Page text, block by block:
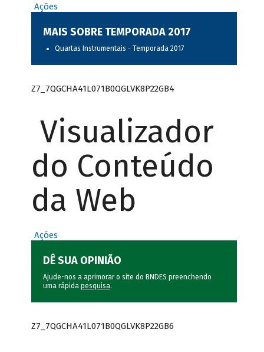
Ações
MAIS SOBRE TEMPORADA 2017
Quartas Instrumentais - Temporada 2017
Z7_7QGCHA41L071B0QGLVK8P22GB4
Visualizador
do Conteúdo
da Web
Ações
DÊ SUA OPINIÃO
Ajude-nos a aprimorar o site do BNDES preenchendo
uma rápida pesquisa.
Z7_7QGCHA41L071B0QGLVK8P22GB6